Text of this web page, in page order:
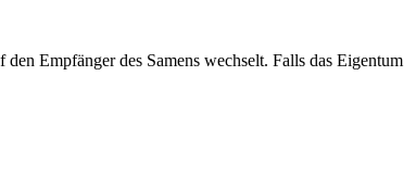
Empfänger des Samens wechselt. Falls das Eigentum